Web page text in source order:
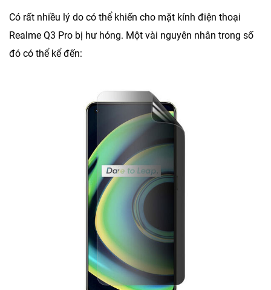
Có rất nhiều lý do có thể khiến cho mặt kính điện thoại
Realme Q3 Pro bị hư hỏng. Một vài nguyên nhân trong số
đó có thể kể đến: